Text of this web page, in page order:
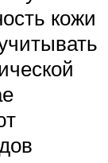
кожи